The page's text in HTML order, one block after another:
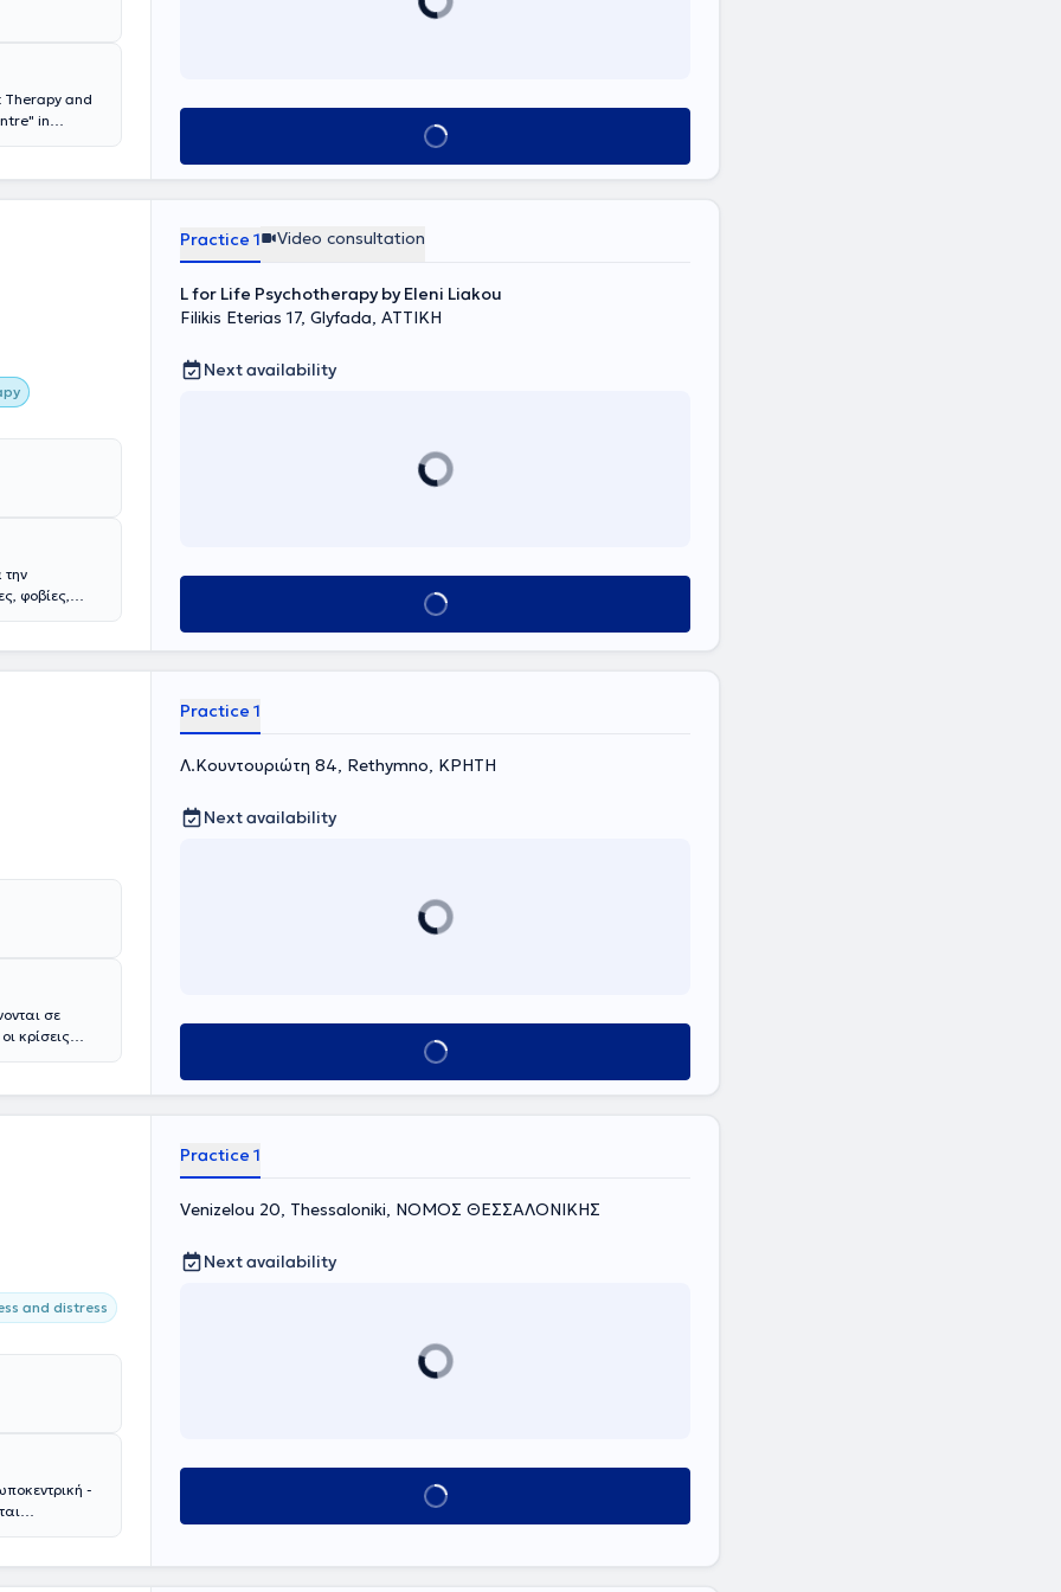
Therapy and
in
Her
clinical
Kingdom
and
focus of her
anxiety
on the
in
Book appointment
την
φοβίες,
Practice 1 Video consultation
L for Life Psychotherapy by Eleni Liakou
Filikis Eterias 17, Glyfada, ΑΤΤΙΚΗ
Next availability
Book appointment
σε
κρίσεις
στις
από τα
η
τρόπων
αυτοάνοσα
θεραπευτική
Practice 1
Λ.Κουντουριώτη 84, Rethymno, ΚΡΗΤΗ
Next availability
Book appointment
and distress
-
Practice 1
Venizelou 20, Thessaloniki, ΝΟΜΟΣ ΘΕΣΣΑΛΟΝΙΚΗΣ
Next availability
Book appointment